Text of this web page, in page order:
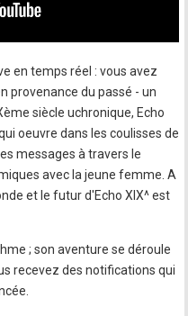
en temps réel : vous avez
provenance du passé - un
siècle uchronique, Echo
oeuvre dans les coulisses de
messages à travers le
avec la jeune femme. A
et le futur d'Echo XIX^ est
; son aventure se déroule
recevez des notifications qui